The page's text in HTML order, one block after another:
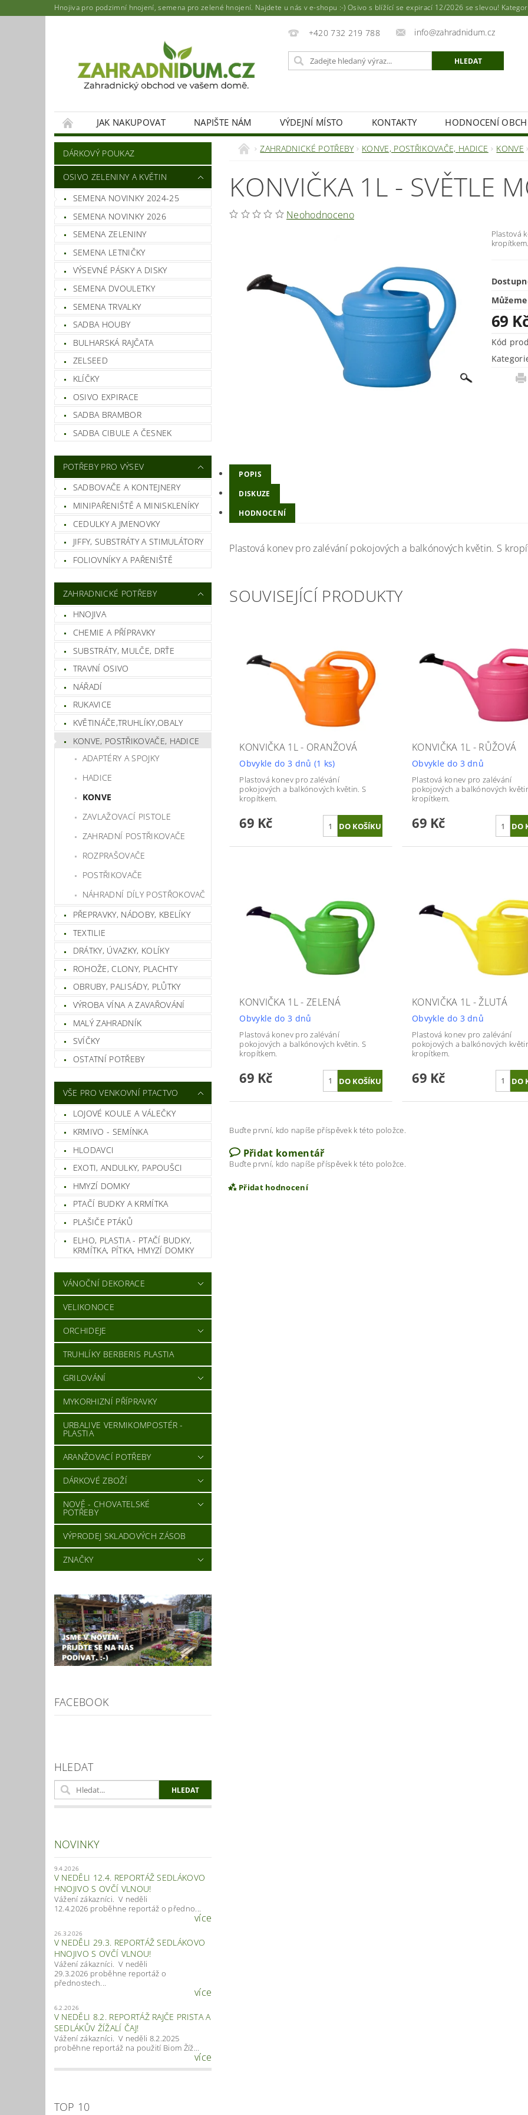
Hnojiva pro podzimní hnojení, semena pro zelené hnojení. Najdete u nás v e-shopu :-) Osivo s blížící se expirací 12/2026 se slevou! Kategorie
+420 732 219 788 info@zahradnidum.cz
JAK NAKUPOVAT NAPIŠTE NÁM VÝDEJNÍ MÍSTO KONTAKTY HODNOCENÍ
DÁRKOVÝ POUKAZ
OSIVO ZELENINY A KVĚTIN
SEMENA NOVINKY 2024-25
SEMENA NOVINKY 2026
SEMENA ZELENINY
SEMENA LETNIČKY
VÝSEVNÉ PÁSKY A DISKY
SEMENA DVOULETKY
SEMENA TRVALKY
SADBA HOUBY
BULHARSKÁ RAJČATA
ZELSEED
KLÍČKY
OSIVO EXPIRACE
SADBA BRAMBOR
SADBA CIBULE A ČESNEK
POTŘEBY PRO VÝSEV
SADBOVAČE A KONTEJNERY
MINIPAŘENIŠTĚ A MINISKLENÍKY
CEDULKY A JMENOVKY
JIFFY, SUBSTRÁTY A STIMULÁTORY
FOLIOVNÍKY A PAŘENIŠTĚ
ZAHRADNICKÉ POTŘEBY
HNOJIVA
CHEMIE A PŘÍPRAVKY
SUBSTRÁTY, MULČE, DRŤE
TRAVNÍ OSIVO
NÁŘADÍ
RUKAVICE
KVĚTINÁČE,TRUHLÍKY,OBALY
KONVE, POSTŘIKOVAČE, HADICE
ADAPTÉRY A SPOJKY
HADICE
KONVE
ZAVLAŽOVACÍ PISTOLE
ZAHRADNÍ POSTŘIKOVAČE
ROZPRAŠOVAČE
POSTŘIKOVAČE
NÁHRADNÍ DÍLY POSTŘOKOVAČ
PŘEPRAVKY, NÁDOBY, KBELÍKY
TEXTILIE
DRÁTKY, ÚVAZKY, KOLÍKY
ROHOŽE, CLONY, PLACHTY
OBRUBY, PALISÁDY, PLŮTKY
VÝROBA VÍNA A ZAVAŘOVÁNÍ
MALÝ ZAHRADNÍK
SVÍČKY
OSTATNÍ POTŘEBY
VŠE PRO VENKOVNÍ PTACTVO
LOJOVÉ KOULE A VÁLEČKY
KRMIVO - SEMÍNKA
HLODAVCI
EXOTI, ANDULKY, PAPOUŠCI
HMYZÍ DOMKY
PTAČÍ BUDKY A KRMÍTKA
PLAŠIČE PTÁKŮ
ELHO, PLASTIA - PTAČÍ BUDKY,
KRMÍTKA, PÍTKA, HMYZÍ DOMKY
VÁNOČNÍ DEKORACE
VELIKONOCE
ORCHIDEJE
TRUHLÍKY BERBERIS PLASTIA
GRILOVÁNÍ
MYKORHIZNÍ PŘÍPRAVKY
URBALIVE VERMIKOMPOSTÉR -
PLASTIA
ARANŽOVACÍ POTŘEBY
DÁRKOVÉ ZBOŽÍ
NOVĚ - CHOVATELSKÉ
POTŘEBY
VÝPRODEJ SKLADOVÝCH ZÁSOB
ZNAČKY
FACEBOOK
HLEDAT
NOVINKY
9.4.2026
V NEDĚLI 12.4. REPORTÁŽ SEDLÁKOVO
HNOJIVO S OVČÍ VLNOU!
Vážení zákazníci. V neděli
12.4.2026 proběhne reportáž o předno...
více
26.3.2026
V NEDĚLI 29.3. REPORTÁŽ SEDLÁKOVO
HNOJIVO S OVČÍ VLNOU!
Vážení zákazníci. V neděli
29.3.2026 proběhne reportáž o
přednostech...
více
6.2.2026
V NEDĚLI 8.2. REPORTÁŽ RAJČE PRISTA A
SEDLÁKŮV ŽÍŽALÍ ČAJ!
Vážení zákazníci. V neděli 8.2.2025
proběhne reportáž na použití Biom Žíž...
více
TOP 10
ZAHRADNICKÉ POTŘEBY KONVE, POSTŘIKOVAČE, HADICE KONVE
KONVIČKA 1L - SVĚTLE
Neohodnoceno
Plastová
69
Kód
POPIS
DISKUZE
HODNOCENÍ
Plastová konev pro zalévání pokojových a balkónových květin. S
SOUVISEJÍCÍ PRODUKTY
KONVIČKA 1L - ORANŽOVÁ
Obvykle do 3 dnů (1 ks)
Plastová konev pro zalévání
pokojových a balkónových květin. S
kropítkem.
69 Kč
KONVIČKA 1L - RŮŽOVÁ
Obvykle do 3 dnů
Plastová konev pro zalévání
pokojových a balkónových
kropítkem.
69 Kč
KONVIČKA 1L - ZELENÁ
Obvykle do 3 dnů
Plastová konev pro zalévání
pokojových a balkónových květin. S
kropítkem.
69 Kč
KONVIČKA 1L - ŽLUTÁ
Obvykle do 3 dnů
Plastová konev pro zalévání
pokojových a balkónových
kropítkem.
69 Kč
Buďte první, kdo napíše příspěvek k této položce.
Přidat komentář
Buďte první, kdo napíše příspěvek k této položce.
Přidat hodnocení